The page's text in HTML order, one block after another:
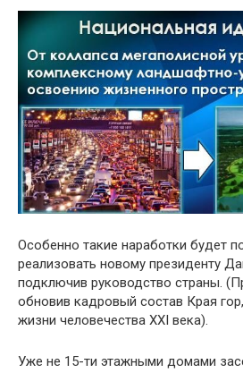
Особенно такие наработки будет
реализовать новому президенту
подключив руководство страны.
обновив кадровый состав Края
жизни человечества ХХI века).
Уже не 15-ти этажными домами